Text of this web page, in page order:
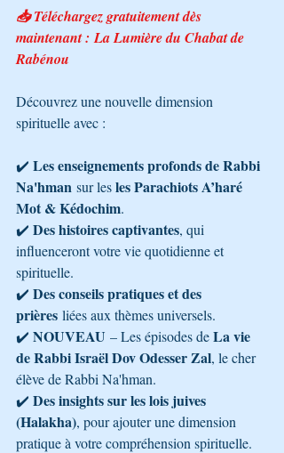
📥 Téléchargez gratuitement dès
maintenant : La Lumière du Chabat de
Rabénou
Découvrez une nouvelle dimension
spirituelle avec :
✔️ Les enseignements profonds de Rabbi
Na'hman sur les les Parachiots A’haré
Mot & Kédochim.
✔️ Des histoires captivantes, qui
influenceront votre vie quotidienne et
spirituelle.
✔️ Des conseils pratiques et des
prières liées aux thèmes universels.
✔️ NOUVEAU – Les épisodes de La vie
de Rabbi Israël Dov Odesser Zal, le cher
élève de Rabbi Na'hman.
✔️ Des insights sur les lois juives
(Halakha), pour ajouter une dimension
pratique à votre compréhension spirituelle.